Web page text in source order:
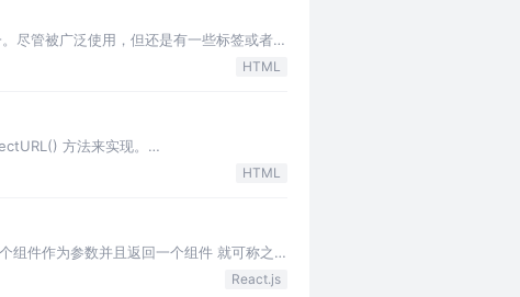
尽管被广泛使用，但还是有一些标签或者属
，就像CSS一样。 在我…
HTML
方法来实现。
HTML
组件作为参数并且返回一个组件 就可称之
件其…
React.js